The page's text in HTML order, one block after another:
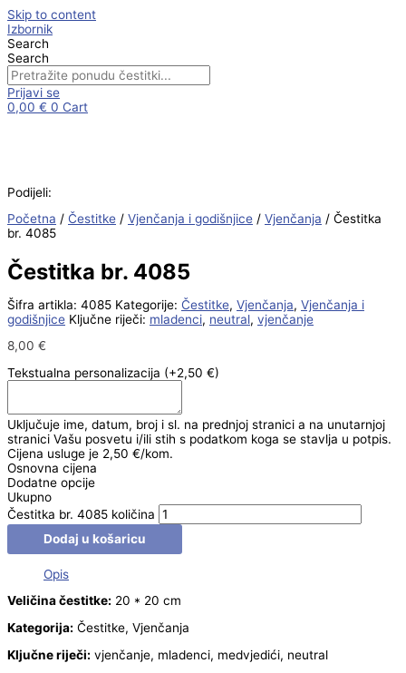
Skip to content
Izbornik
Search
Search
Prijavi se
0,00 € 0 Cart
Podijeli:
Početna / Čestitke / Vjenčanja i godišnjice / Vjenčanja / Čestitka
br. 4085
Čestitka br. 4085
Šifra artikla: 4085 Kategorije: Čestitke, Vjenčanja, Vjenčanja i
godišnjice Ključne riječi: mladenci, neutral, vjenčanje
8,00 €
Tekstualna personalizacija (+2,50 €)
Uključuje ime, datum, broj i sl. na prednjoj stranici a na unutarnjoj
stranici Vašu posvetu i/ili stih s podatkom koga se stavlja u potpis.
Cijena usluge je 2,50 €/kom.
Osnovna cijena
Dodatne opcije
Ukupno
Čestitka br. 4085 količina
Dodaj u košaricu
Opis
Veličina čestitke: 20 * 20 cm
Kategorija: Čestitke, Vjenčanja
Ključne riječi: vjenčanje, mladenci, medvjedići, neutral